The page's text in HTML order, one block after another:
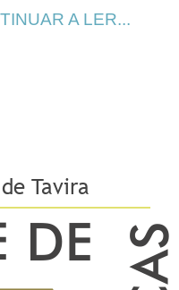
A LER...
Tavira